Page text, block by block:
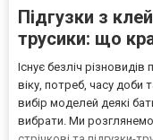
Підгузки з
трусики: що
Існує безліч різновидів
віку, потреб, часу доби
вибір моделей деякі
вибрати. Ми